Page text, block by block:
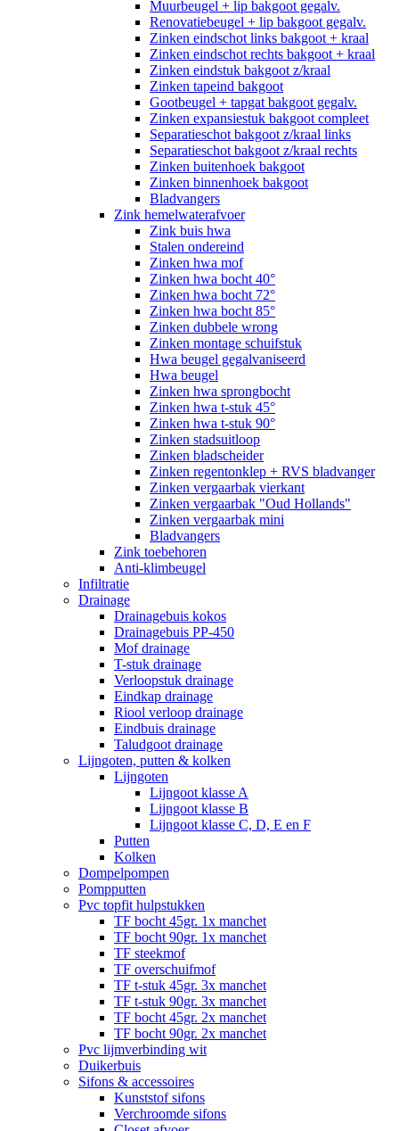
Muurbeugel + lip bakgoot gegalv.
Renovatiebeugel + lip bakgoot gegalv.
Zinken eindschot links bakgoot + kraal
Zinken eindschot rechts bakgoot + kraal
Zinken eindstuk bakgoot z/kraal
Zinken tapeind bakgoot
Gootbeugel + tapgat bakgoot gegalv.
Zinken expansiestuk bakgoot compleet
Separatieschot bakgoot z/kraal links
Separatieschot bakgoot z/kraal rechts
Zinken buitenhoek bakgoot
Zinken binnenhoek bakgoot
Bladvangers
Zink hemelwaterafvoer
Zink buis hwa
Stalen ondereind
Zinken hwa mof
Zinken hwa bocht 40°
Zinken hwa bocht 72°
Zinken hwa bocht 85°
Zinken dubbele wrong
Zinken montage schuifstuk
Hwa beugel gegalvaniseerd
Hwa beugel
Zinken hwa sprongbocht
Zinken hwa t-stuk 45°
Zinken hwa t-stuk 90°
Zinken stadsuitloop
Zinken bladscheider
Zinken regentonklep + RVS bladvanger
Zinken vergaarbak vierkant
Zinken vergaarbak "Oud Hollands"
Zinken vergaarbak mini
Bladvangers
Zink toebehoren
Anti-klimbeugel
Infiltratie
Drainage
Drainagebuis kokos
Drainagebuis PP-450
Mof drainage
T-stuk drainage
Verloopstuk drainage
Eindkap drainage
Riool verloop drainage
Eindbuis drainage
Taludgoot drainage
Lijngoten, putten & kolken
Lijngoten
Lijngoot klasse A
Lijngoot klasse B
Lijngoot klasse C, D, E en F
Putten
Kolken
Dompelpompen
Pompputten
Pvc topfit hulpstukken
TF bocht 45gr. 1x manchet
TF bocht 90gr. 1x manchet
TF steekmof
TF overschuifmof
TF t-stuk 45gr. 3x manchet
TF t-stuk 90gr. 3x manchet
TF bocht 45gr. 2x manchet
TF bocht 90gr. 2x manchet
Pvc lijmverbinding wit
Duikerbuis
Sifons & accessoires
Kunststof sifons
Verchroomde sifons